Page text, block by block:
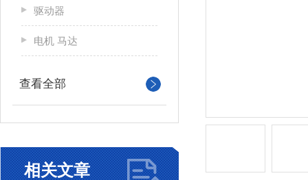
驱动器
电机 马达
查看全部
相关文章